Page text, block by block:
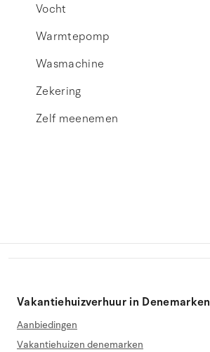
Vocht
Warmtepomp
Wasmachine
Zekering
Zelf meenemen
Vakantiehuizverhuur in Denemarken
Aanbiedingen
Vakantiehuizen denemarken